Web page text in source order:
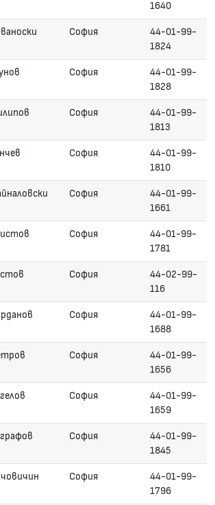
1640
София
44-01-99-
1824
София
44-01-99-
1828
София
44-01-99-
1813
София
44-01-99-
1810
София
44-01-99-
1661
София
44-01-99-
1781
София
44-02-99-
116
София
44-01-99-
1688
София
44-01-99-
1656
София
44-01-99-
1659
София
44-01-99-
1845
София
44-01-99-
1796